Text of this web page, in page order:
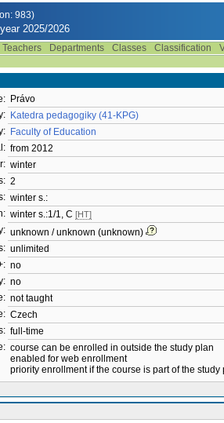
983)
2025/2026
Teachers Departments Classes Classification
Právo
Katedra pedagogiky (41-KPG)
Faculty of Education
from 2012
winter
2
winter s.:
winter s.:1/1, C [HT]
unknown / unknown (unknown)
unlimited
no
no
not taught
Czech
full-time
course can be enrolled in outside the study plan
enabled for web enrollment
priority enrollment if the course is part of the study